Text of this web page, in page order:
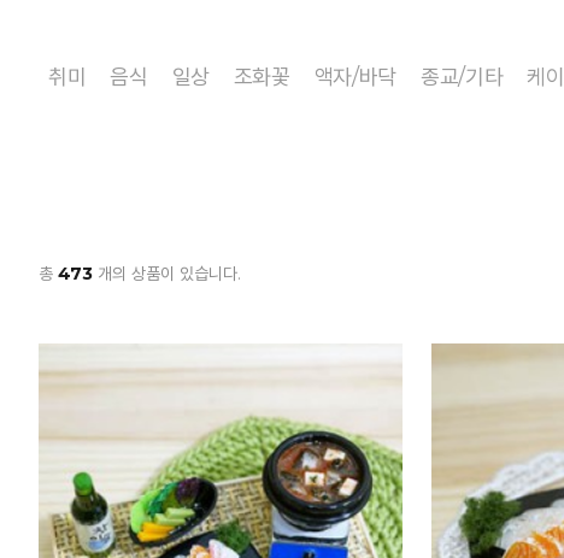
취미 음식 일상 조화꽃 액자/바닥 종교/기타 케
총 473 개의 상품이 있습니다.